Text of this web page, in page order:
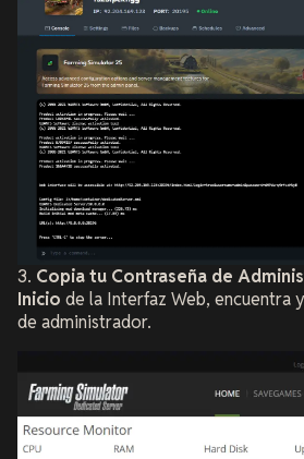
3. Copia tu Contraseña de
Inicio de la Interfaz Web, encuentra
de administrador.